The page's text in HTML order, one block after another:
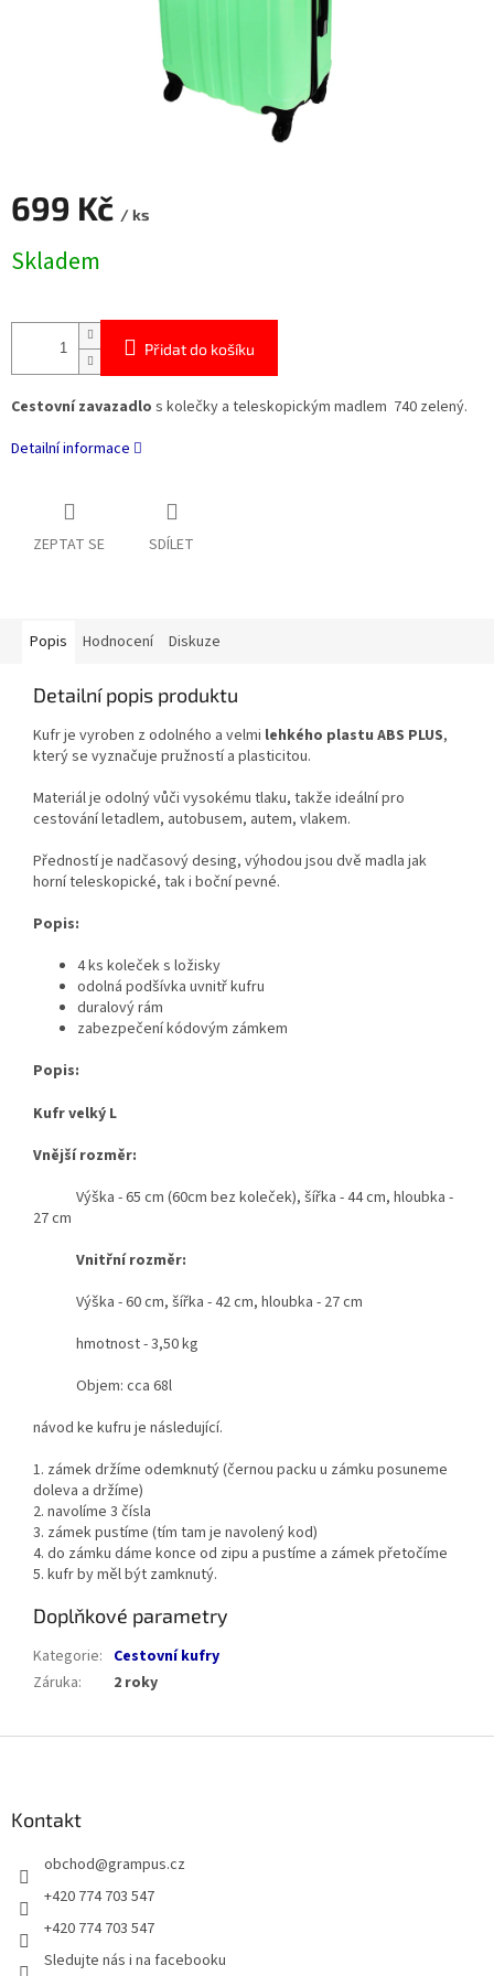
699 Kč / ks
cena:
Skladem
Přidat do košíku
Cestovní zavazadlo s kolečky a teleskopickým madlem 740 zelený.
Detailní informace
ZEPTAT SE SDÍLET
Popis Hodnocení Diskuze
Detailní popis produktu
Kufr je vyroben z odolného a velmi lehkého plastu ABS PLUS,
který se vyznačuje pružností a plasticitou.
Materiál je odolný vůči vysokému tlaku, takže ideální pro
cestování letadlem, autobusem, autem, vlakem.
Předností je nadčasový desing, výhodou jsou dvě madla jak
horní teleskopické, tak i boční pevné.
Popis:
4 ks koleček s ložisky
odolná podšívka uvnitř kufru
duralový rám
zabezpečení kódovým zámkem
Popis:
Kufr velký L
Vnější rozměr:
Výška - 65 cm (60cm bez koleček), šířka - 44 cm, hloubka -
27 cm
Vnitřní rozměr:
Výška - 60 cm, šířka - 42 cm, hloubka - 27 cm
hmotnost - 3,50 kg
Objem: cca 68l
návod ke kufru je následující.
1. zámek držíme odemknutý (černou packu u zámku posuneme
doleva a držíme)
2. navolíme 3 čísla
3. zámek pustíme (tím tam je navolený kod)
4. do zámku dáme konce od zipu a pustíme a zámek přetočíme
5. kufr by měl být zamknutý.
Doplňkové parametry
Kategorie: Cestovní kufry
Záruka: 2 roky
Kontakt
obchod@grampus.cz
+420 774 703 547
+420 774 703 547
Sledujte nás i na facebooku